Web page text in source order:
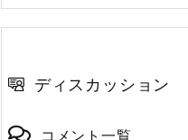
ディスカッション
コメント一覧